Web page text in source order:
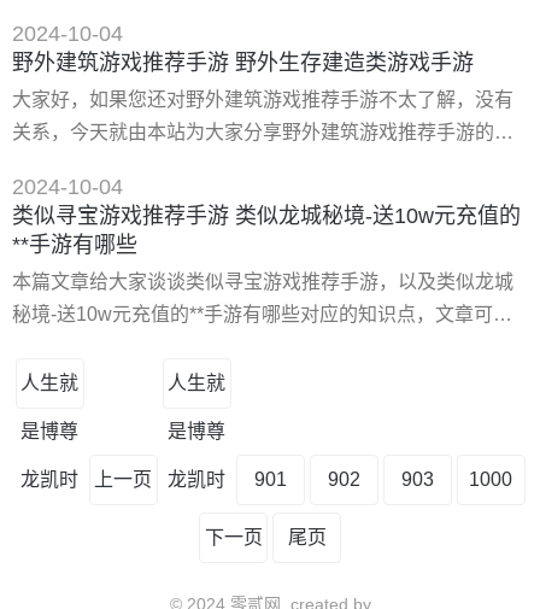
战场体验 1、萤火突击 由网易**的战术撤离新游，玩家作为
萤火小队的成员，任务是在危机四伏的**区存活并完成撤离，
硬核的战斗体验与多元的玩法选择，可以选择当一名沉寂黑
暗中的猎人，亦或是向陌生人伸出援手，你会如何选择呢？
2024-10-04
野外建筑游戏推荐手游 野外生存建造类游戏手游
大家好，如果您还对野外建筑游戏推荐手游不太了解，没有
关系，今天就由本站为大家分享野外建筑游戏推荐手游的知
到，还望可以解决大家的问题，下面我们就开始吧！ 一、生
存建造类游戏手游有哪些 1、《方舟：生存进化》： 一款全
人醒来便出在神秘海滩，为了生存而探索远古开放世界，玩
家需要通过合作
2024-10-04
类似寻宝游戏推荐手游 类似龙城秘境-送10w元充值的
**手游有哪些
本篇文章给大家谈谈类似寻宝游戏推荐手游，以及类似龙城
秘境-送10w元充值的**手游有哪些对应的知识点，文章可能
的是希望对各位有所帮助，可以解决了您的问题，不要忘了
些 有：自由之刃、美杜莎传奇（超变高爆）、怒火一刀（复
古传奇） 风林手游为大家带来经典玩法的传奇手游
人生就
是博尊
龙凯时 上一页
人生就
是博尊
龙凯时 901 902 903 1000
下一页 尾页
© 2024 零贰网, created by